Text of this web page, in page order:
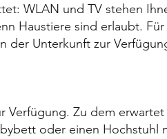
WLAN und TV stehen
Haustiere sind erlaubt.
der Unterkunft zur
Verfügung. Zu dem
oder einen Hochstuhl